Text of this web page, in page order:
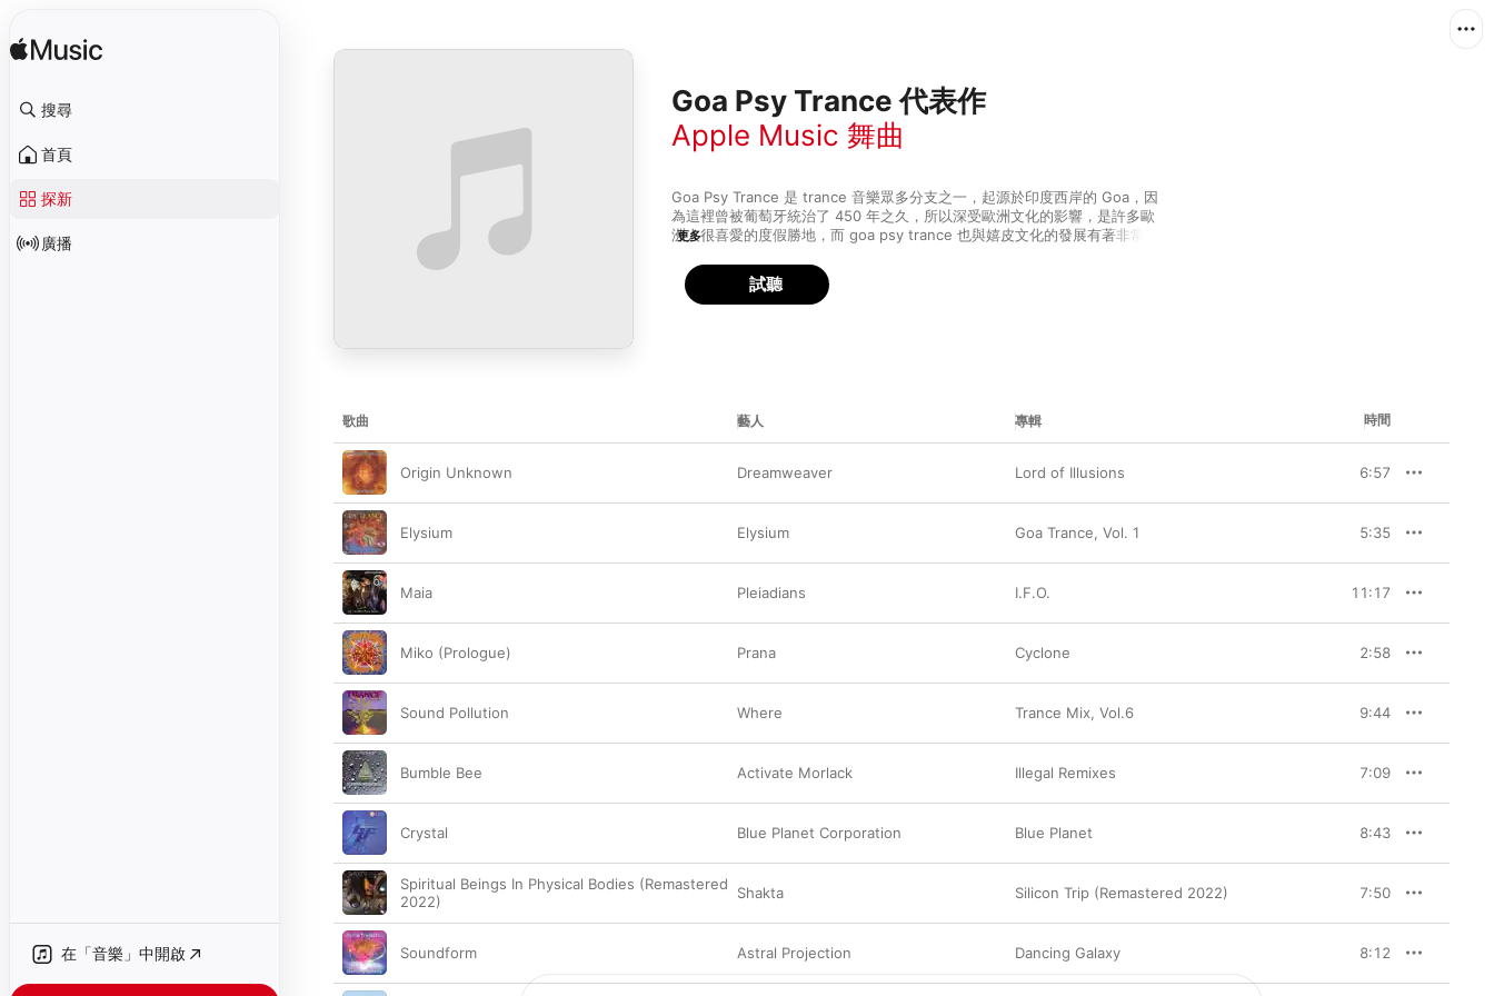
搜尋
首頁
探新
廣播
在「音樂」中開啟
Goa Psy Trance 代表作
Apple Music 舞曲
Goa Psy Trance 是 trance 音樂眾多分支之一，起源於印度西岸的 Goa，因
為這裡曾被葡萄牙統治了 450 年之久，所以深受歐洲文化的影響，是許多歐
洲人很喜愛的度假勝地，而 goa psy trance 也與嬉皮文化的發展有著非常密
疊的旋律、經典合成器 TB-303 的聲音，並帶點東方的色彩。Goa psy
trance 跟 techno 和 house 一樣有著相同 4/4 拍的節奏，速度在 135-145
BPM 之間，配合強悍的低音吉他與大鼓，輕易地使聽眾隨之起舞。
更多
試聽
歌曲 藝人 專輯 時間
Origin Unknown Dreamweaver Lord of Illusions 6:57
Elysium Elysium Goa Trance, Vol. 1 5:35
Maia Pleiadians I.F.O. 11:17
Miko (Prologue) Prana Cyclone 2:58
Sound Pollution Where Trance Mix, Vol.6 9:44
Bumble Bee Activate Morlack Illegal Remixes 7:09
Crystal Blue Planet Corporation Blue Planet 8:43
Spiritual Beings In Physical Bodies (Remastered
2022)
Shakta Silicon Trip (Remastered 2022) 7:50
Soundform Astral Projection Dancing Galaxy 8:12